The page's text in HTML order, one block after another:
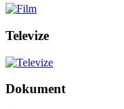
Televize
Dokument